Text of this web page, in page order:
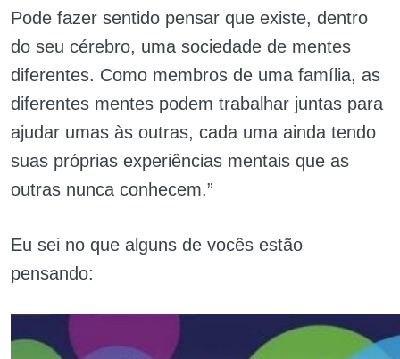
Pode fazer sentido pensar que existe, dentro
do seu cérebro, uma sociedade de mentes
diferentes. Como membros de uma família, as
diferentes mentes podem trabalhar juntas para
ajudar umas às outras, cada uma ainda tendo
suas próprias experiências mentais que as
outras nunca conhecem.”
Eu sei no que alguns de vocês estão
pensando: